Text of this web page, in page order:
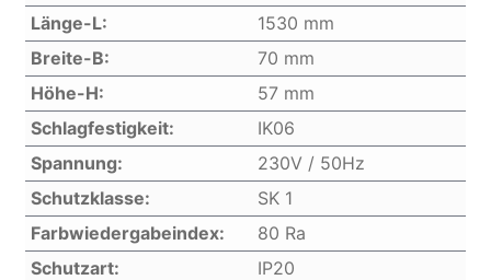
Länge-L:
1530 mm
Breite-B:
70 mm
Höhe-H:
57 mm
Schlagfestigkeit:
IK06
Spannung:
230V / 50Hz
Schutzklasse:
SK 1
Farbwiedergabeindex:
80 Ra
Schutzart:
IP20